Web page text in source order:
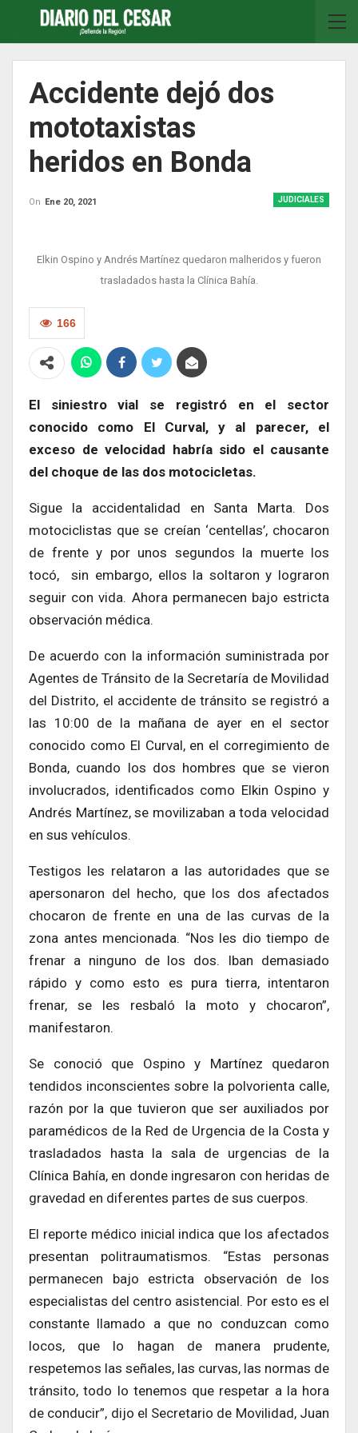
Accidente dejó dos
mototaxistas
heridos en Bonda
JUDICIALES
On Ene 20, 2021
Elkin Ospino y Andrés Martínez quedaron malheridos y fueron
trasladados hasta la Clínica Bahía.
166
El siniestro vial se registró en el sector
conocido como El Curval, y al parecer, el
exceso de velocidad habría sido el causante
del choque de las dos motocicletas.
Sigue la accidentalidad en Santa Marta. Dos
motociclistas que se creían ‘centellas’, chocaron
de frente y por unos segundos la muerte los
tocó, sin embargo, ellos la soltaron y lograron
seguir con vida. Ahora permanecen bajo estricta
observación médica.
De acuerdo con la información suministrada por
Agentes de Tránsito de la Secretaría de Movilidad
del Distrito, el accidente de tránsito se registró a
las 10:00 de la mañana de ayer en el sector
conocido como El Curval, en el corregimiento de
Bonda, cuando los dos hombres que se vieron
involucrados, identificados como Elkin Ospino y
Andrés Martínez, se movilizaban a toda velocidad
en sus vehículos.
Testigos les relataron a las autoridades que se
apersonaron del hecho, que los dos afectados
chocaron de frente en una de las curvas de la
zona antes mencionada. “Nos les dio tiempo de
frenar a ninguno de los dos. Iban demasiado
rápido y como esto es pura tierra, intentaron
frenar, se les resbaló la moto y chocaron”,
manifestaron.
Se conoció que Ospino y Martínez quedaron
tendidos inconscientes sobre la polvorienta calle,
razón por la que tuvieron que ser auxiliados por
paramédicos de la Red de Urgencia de la Costa y
trasladados hasta la sala de urgencias de la
Clínica Bahía, en donde ingresaron con heridas de
gravedad en diferentes partes de sus cuerpos.
El reporte médico inicial indica que los afectados
presentan politraumatismos. “Estas personas
permanecen bajo estricta observación de los
especialistas del centro asistencial. Por esto es el
constante llamado a que no conduzcan como
locos, que lo hagan de manera prudente,
respetemos las señales, las curvas, las normas de
tránsito, todo lo tenemos que respetar a la hora
de conducir”, dijo el Secretario de Movilidad, Juan